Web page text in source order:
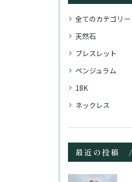
全てのカテゴリー
天然石
ブレスレット
ペンジュラム
18K
ネックレス
最近の投稿